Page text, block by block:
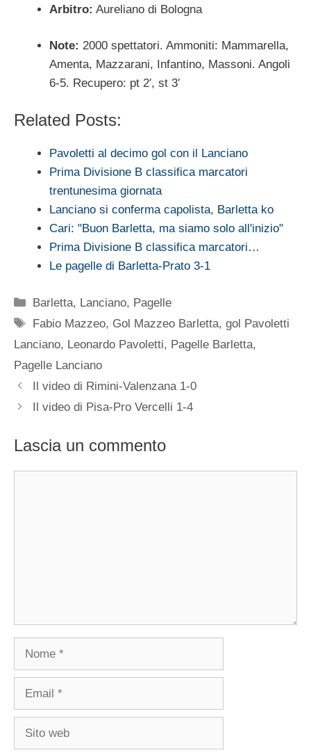
Arbitro: Aureliano di Bologna
Note: 2000 spettatori. Ammoniti: Mammarella,
Amenta, Mazzarani, Infantino, Massoni. Angoli
6-5. Recupero: pt 2′, st 3′
Related Posts:
Pavoletti al decimo gol con il Lanciano
Prima Divisione B classifica marcatori
trentunesima giornata
Lanciano si conferma capolista, Barletta ko
Cari: "Buon Barletta, ma siamo solo all'inizio"
Prima Divisione B classifica marcatori…
Le pagelle di Barletta-Prato 3-1
Categorie
Barletta, Lanciano, Pagelle
Tag
Fabio Mazzeo, Gol Mazzeo Barletta,gol Pavoletti
Lanciano, Leonardo Pavoletti, Pagelle Barletta,
Pagelle Lanciano
Il video di Rimini-Valenzana 1-0
Il video di Pisa-Pro Vercelli 1-4
Lascia un commento
Nome
Email
Sito